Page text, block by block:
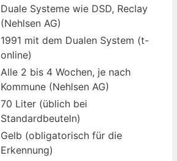
Duale Systeme wie DSD, Reclay
(Nehlsen AG)
1991 mit dem Dualen System (t-
online)
Alle 2 bis 4 Wochen, je nach
Kommune (Nehlsen AG)
70 Liter (üblich bei
Standardbeuteln)
Gelb (obligatorisch für die
Erkennung)